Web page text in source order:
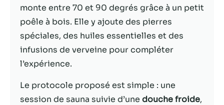
monte entre 70 et 90 degrés grâce à un petit
poêle à bois. Elle y ajoute des pierres
spéciales, des huiles essentielles et des
infusions de verveine pour compléter
l’expérience.
Le protocole proposé est simple : une
session de sauna suivie d’une douche froide,
fonctionnalité
et la structure
du site Web,
en fonction
de la façon
dont le site